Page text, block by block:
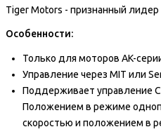
Tiger Motors - признанный
Особенности:
Только для моторов AK-
Управление через MIT или
Поддерживает управление
Положением в режиме
скоростью и положением в